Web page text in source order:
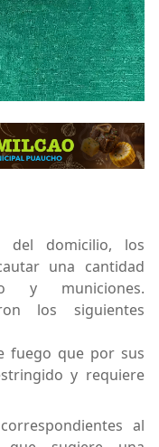
del domicilio, los
una cantidad
y municiones.
los siguientes
fuego que por sus
y requiere
al